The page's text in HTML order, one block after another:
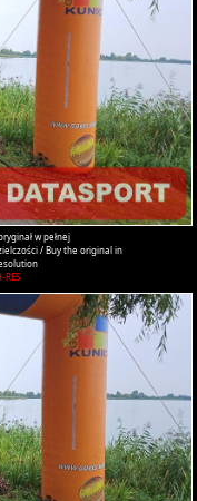
w pełnej
/ Buy the original in
RES